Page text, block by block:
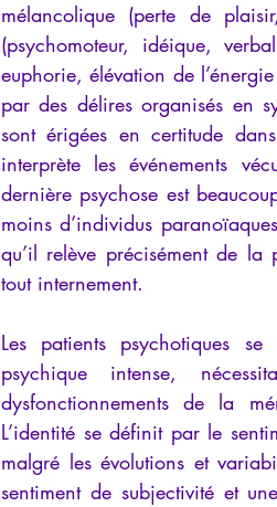
mélancolique (perte de
(psychomoteur, idéique,
euphorie, élévation de
par des délires organisés en
sont érigées en certitude
interprète les événements
dernière psychose est
moins d’individus
qu’il relève précisément de
tout internement.
Les patients psychotiques
psychique intense,
dysfonctionnements de la
L’identité se définit par le
malgré les évolutions et
sentiment de subjectivité et